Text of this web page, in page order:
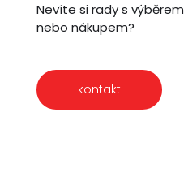
Nevíte si rady s výběrem
nebo nákupem?
kontakt